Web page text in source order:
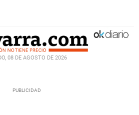
08 DE AGOSTO DE 2026